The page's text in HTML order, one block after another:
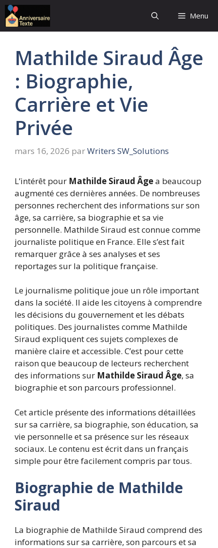
Aller
au
contenu
Menu
Mathilde Siraud Âge
: Biographie,
Carrière et Vie
Privée
mars 16, 2026 parWriters SW_Solutions
L’intérêt pour Mathilde Siraud Âgea beaucoup
augmenté ces dernières années. De nombreuses
personnes recherchent des informations sur son
âge, sa carrière, sa biographie et sa vie
personnelle. Mathilde Siraud est connue comme
journaliste politique en France. Elle s’est fait
remarquer grâce à ses analyses et ses
reportages sur la politique française.
Le journalisme politique joue un rôle important
dans la société. Il aide les citoyens à comprendre
les décisions du gouvernement et les débats
politiques. Des journalistes comme Mathilde
Siraud expliquent ces sujets complexes de
manière claire et accessible. C’est pour cette
raison que beaucoup de lecteurs recherchent
des informations sur Mathilde Siraud Âge, sa
biographie et son parcours professionnel.
Cet article présente des informations détaillées
sur sa carrière, sa biographie, son éducation, sa
vie personnelle et sa présence sur les réseaux
sociaux. Le contenu est écrit dans un français
simple pour être facilement compris par tous.
Biographie de Mathilde
Siraud
La biographie de Mathilde Siraud comprend des
informations sur sa carrière, son parcours et sa